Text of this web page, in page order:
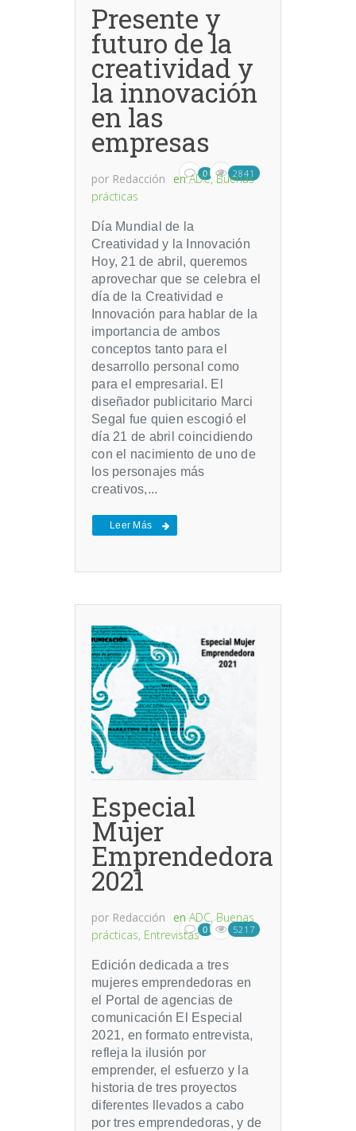
Presente y
futuro de la
creatividad y
la innovación
en las
empresas
por Redacción en ADC,Buenas
prácticas
0 2841
Día Mundial de la
Creatividad y la Innovación
Hoy, 21 de abril, queremos
aprovechar que se celebra el
día de la Creatividad e
Innovación para hablar de la
importancia de ambos
conceptos tanto para el
desarrollo personal como
para el empresarial. El
diseñador publicitario Marci
Segal fue quien escogió el
día 21 de abril coincidiendo
con el nacimiento de uno de
los personajes más
creativos,...
Leer Más
Especial
Mujer
Emprendedora
2021
por Redacción en ADC,Buenas
prácticas, Entrevistas 0 5217
Edición dedicada a tres
mujeres emprendedoras en
el Portal de agencias de
comunicación El Especial
2021, en formato entrevista,
refleja la ilusión por
emprender, el esfuerzo y la
historia de tres proyectos
diferentes llevados a cabo
por tres emprendedoras, y de